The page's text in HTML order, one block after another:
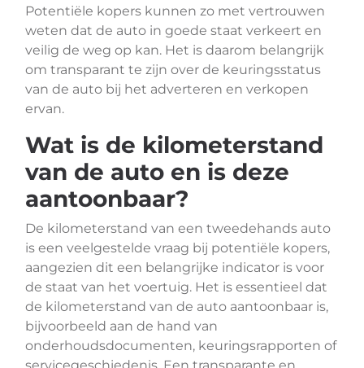
Potentiële kopers kunnen zo met vertrouwen
weten dat de auto in goede staat verkeert en
veilig de weg op kan. Het is daarom belangrijk
om transparant te zijn over de keuringsstatus
van de auto bij het adverteren en verkopen
ervan.
Wat is de kilometerstand
van de auto en is deze
aantoonbaar?
De kilometerstand van een tweedehands auto
is een veelgestelde vraag bij potentiële kopers,
aangezien dit een belangrijke indicator is voor
de staat van het voertuig. Het is essentieel dat
de kilometerstand van de auto aantoonbaar is,
bijvoorbeeld aan de hand van
onderhoudsdocumenten, keuringsrapporten of